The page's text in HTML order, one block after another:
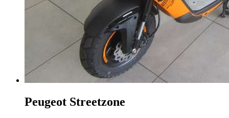
Peugeot Streetzone